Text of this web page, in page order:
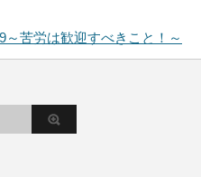
苦労は歓迎すべきこと！～